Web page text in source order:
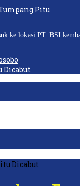
ke lokasi PT. BSI
Dicabut